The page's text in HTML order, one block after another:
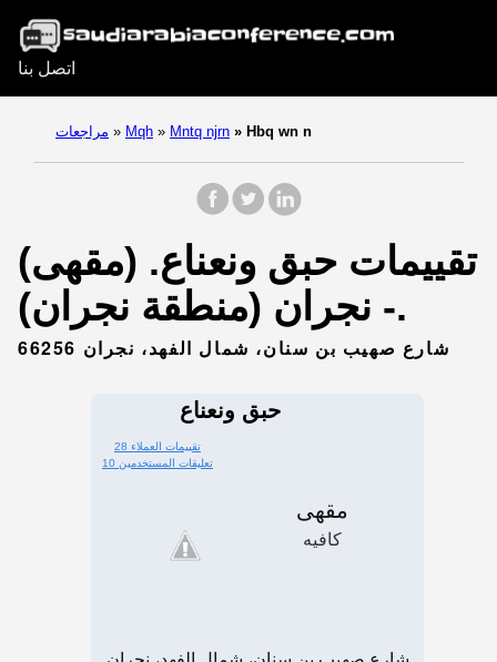
اتصل بنا
مراجعات » Mqh » Mntq njrn » Hbq wn n
تقييمات حبق ونعناع. (مقهى)
- نجران (منطقة نجران).
شارع صهيب بن سنان، شمال الفهد، نجران 66256
حبق ونعناع
28 تقييمات العملاء
10 تعليقات المستخدمين
مقهى
كافيه